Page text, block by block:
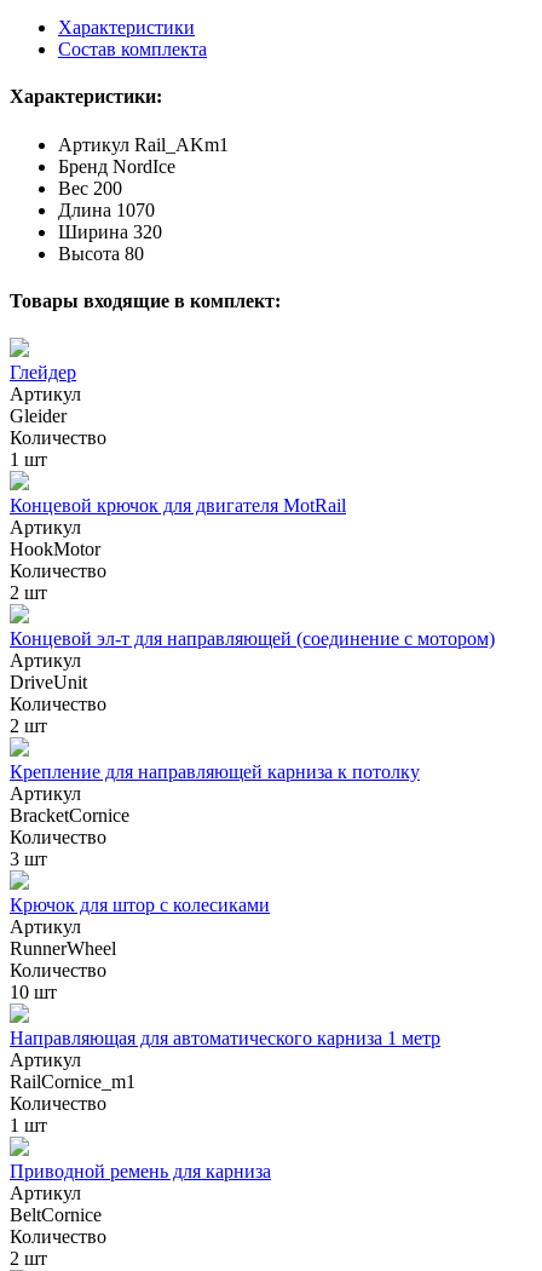
Характеристики
Состав комплекта
Характеристики:
Артикул Rail_AKm1
Бренд NordIce
Вес 200
Длина 1070
Ширина 320
Высота 80
Товары входящие в комплект:
Глейдер
Артикул
Gleider
Количество
1 шт
Концевой крючок для двигателя MotRail
Артикул
HookMotor
Количество
2 шт
Концевой эл-т для направляющей (соединение с мотором)
Артикул
DriveUnit
Количество
2 шт
Крепление для направляющей карниза к потолку
Артикул
BracketCornice
Количество
3 шт
Крючок для штор с колесиками
Артикул
RunnerWheel
Количество
10 шт
Направляющая для автоматического карниза 1 метр
Артикул
RailCornice_m1
Количество
1 шт
Приводной ремень для карниза
Артикул
BeltCornice
Количество
2 шт